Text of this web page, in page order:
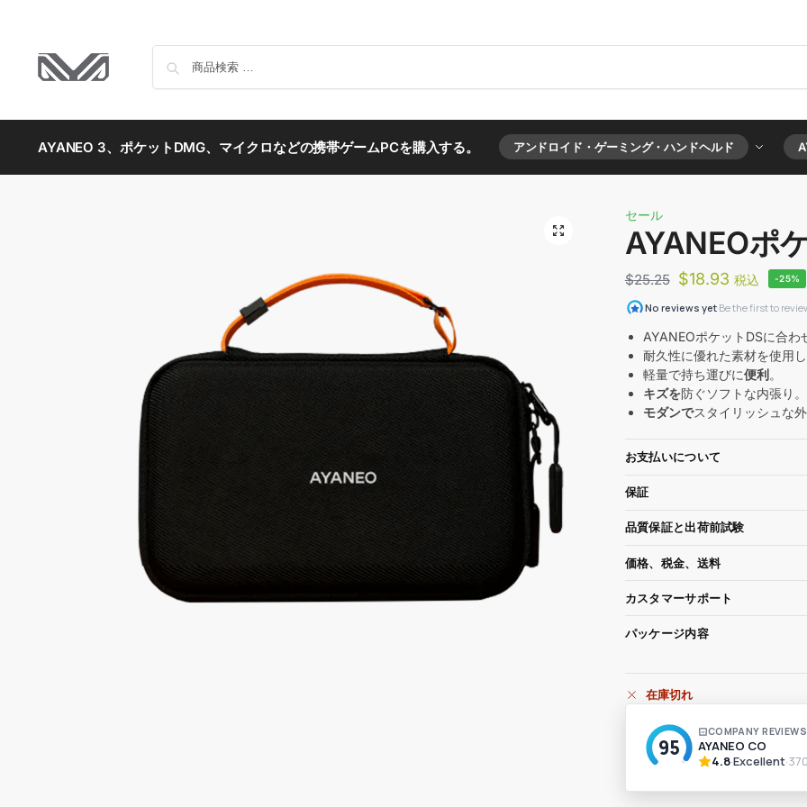
AYANEO 3、ポケットDMG、マイクロなどの携帯ゲームPCを購入する。 アンドロイド・ゲーミング・ハンドヘルド
セール
AYANEOポ
$25.25 $18.93 税込 -25%
AYANEOポケットDSに合わ
耐久性に優れた素材を使用
軽量で持ち運びに便利。
キズを防ぐソフトな内張り。
モダンでスタイリッシュな
お支払いについて
保証
品質保証と出荷前試験
価格、税金、送料
カスタマーサポート
パッケージ内容
在庫切れ